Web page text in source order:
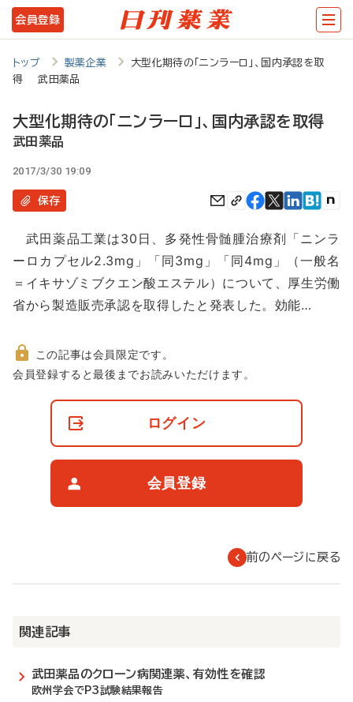
メ
イ
テ
ツ
に
動
会員登録
トップ 製薬企業
大型化期待の「ニンラーロ」、国内承認を取
得 武田薬品
大型化期待の「ニンラーロ」、国内承認を取得
武田薬品
2017/3/30 19:09
保存
武田薬品工業は30日、多発性骨髄腫治療剤「ニンラ
ーロカプセル2.3mg」「同3mg」「同4mg」（一般名
＝イキサゾミブクエン酸エステル）について、厚生労働
省から製造販売承認を取得したと発表した。効能…
非
この記事は会員限定です。
会員登録すると最後までお読みいただけます。
ログイン
会員登録
前のページに戻る
関連記事
武田薬品のクローン病関連薬、有効性を確認
欧州学会でP3試験結果報告